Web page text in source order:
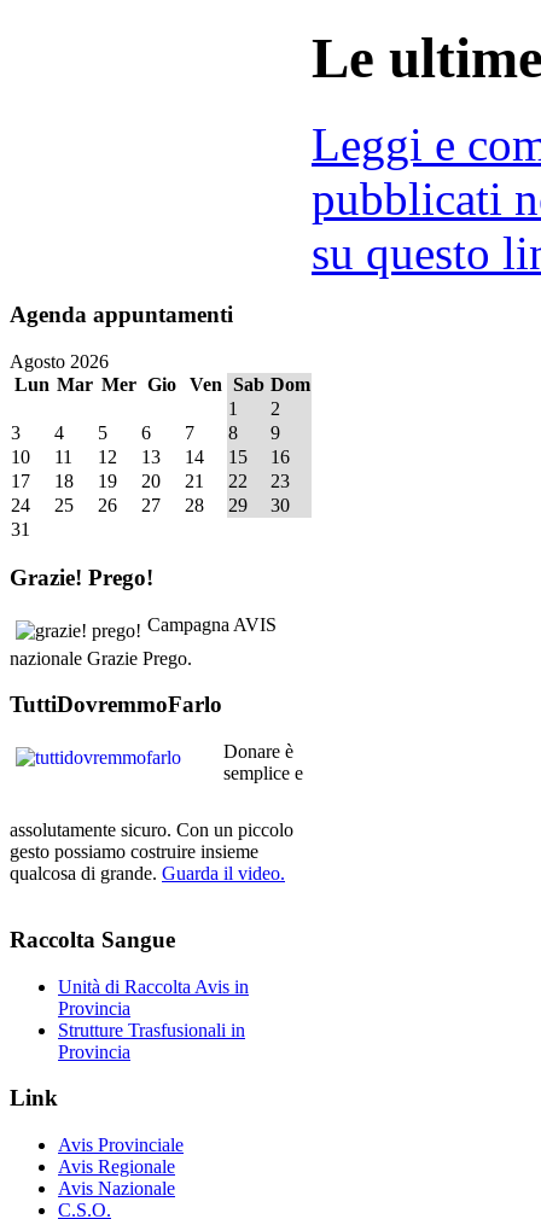
Le
Leggi e
pubblicati
su questo
Agenda appuntamenti
Agosto 2026
Lun Mar Mer Gio Ven Sab Dom
1
2
3
4 5 6 7 8
9
10
11 12 13 14 15
16
17
18 19 20 21 22
23
24
25 26 27 28 29
30
31
Grazie! Prego!
Campagna AVIS
nazionale Grazie Prego.
TuttiDovremmoFarlo
Donare è
semplice e
assolutamente sicuro. Con un piccolo
gesto possiamo costruire insieme
qualcosa di grande. Guarda il video.
Raccolta Sangue
Unità di Raccolta Avis in
Provincia
Strutture Trasfusionali in
Provincia
Link
Avis Provinciale
Avis Regionale
Avis Nazionale
C.S.O.